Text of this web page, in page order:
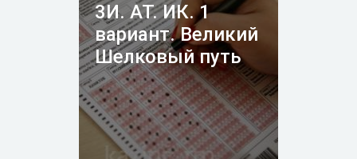
3И. АТ. ИК. 1
вариант. Великий
Шелковый путь